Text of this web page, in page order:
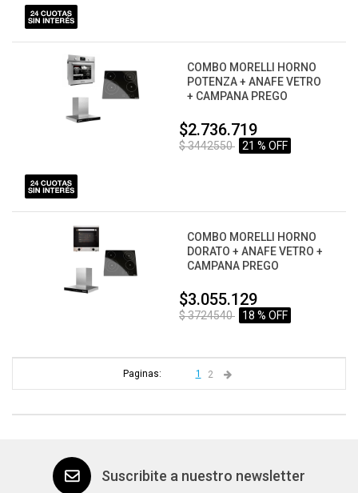
COMBO MORELLI HORNO
POTENZA + ANAFE VETRO
+ CAMPANA PREGO
$2.736.719
$ 3442550 21 % OFF
COMBO MORELLI HORNO
DORATO + ANAFE VETRO +
CAMPANA PREGO
$3.055.129
$ 3724540 18 % OFF
Paginas: 1 2
Suscribite a nuestro newsletter